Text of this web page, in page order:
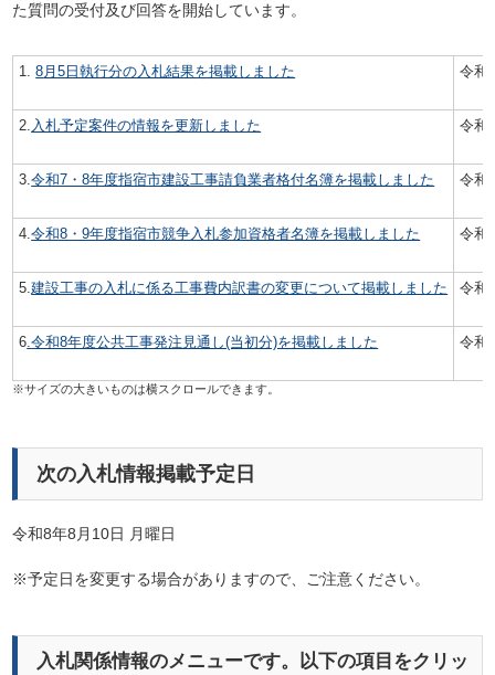
た質問の受付及び回答を開始しています。
1.8月5日執行分の入札結果を掲載しました 令和
2. 入札予定案件の情報を更新しました 令和
3.令和7・8年度指宿市建設工事請負業者格付名簿を掲載しました 令和
4.令和8・9年度指宿市競争入札参加資格者名簿を掲載しました 令和
5.建設工事の入札に係る工事費内訳書の変更について掲載しました 令和
6.令和8年度公共工事発注見通し(当初分)を掲載しました 令和
次の入札情報掲載予定日
令和8年8月10日 月曜日
※予定日を変更する場合がありますので、ご注意ください。
入札関係情報のメニューです。以下の項目をクリッ